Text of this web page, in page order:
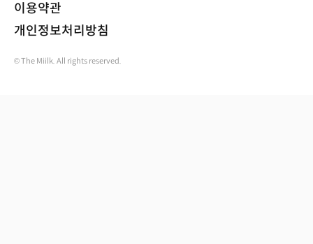
이용약관
개인정보처리방침
© The Miilk. All rights reserved.